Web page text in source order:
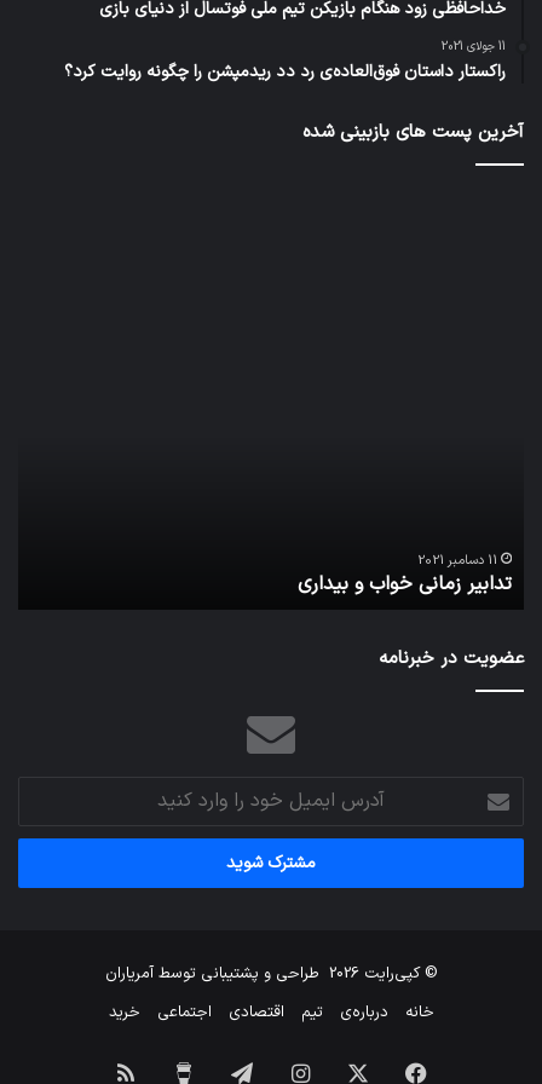
خداحافظی زود هنگام بازیکن تیم ملی فوتسال از دنیای بازی
11 جولای 2021
راکستار داستان فوق‌العاده‌ی رد دد ریدمپشن را چگونه روایت کرد؟
آخرین پست های بازبینی شده
11 دسامبر 2021
تدابیر زمانی خواب و بیداری
عضویت در خبرنامه
آدرس
ایمیل
خود
وارد
© کپی‌رایت 2026 طراحی و پشتیبانی توسطآمریاران
خانه
درباره‌ی تیم اقتصادی اجتماعی خرید
فیس اینستاگرامتلگرام خوراک